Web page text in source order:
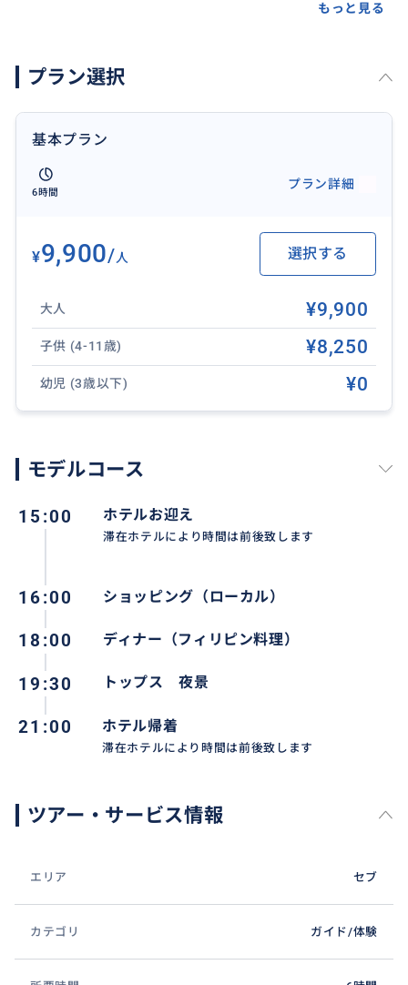
デートも友人との思い出作りも問題ありません。個人
最終的に訪れることができないなどの問題が発生する
のが海外旅行です。短い滞在時間を最大限に楽しんでい
ただくために、このツアーでは効率的に見どころをご
ップスでの夜景鑑賞は、想像よりも遥かに美しい夜景
を鑑賞しながら、旅の醍醐味を感じて頂けます。午後
ツアーです。
もっと見る
プラン選択
基本プラン
6時間
プラン詳細
¥9,900/人 選択する
大人 ¥9,900
子供 (4-11歳) ¥8,250
幼児 (3歳以下) ¥0
モデルコース
15:00 ホテルお迎え
滞在ホテルにより時間は前後致します
16:00 ショッピング（ローカル）
18:00 ディナー（フィリピン料理）
19:30 トップス 夜景
21:00 ホテル帰着
滞在ホテルにより時間は前後致します
ツアー・サービス情報
エリア セブ
カテゴリ ガイド/体験